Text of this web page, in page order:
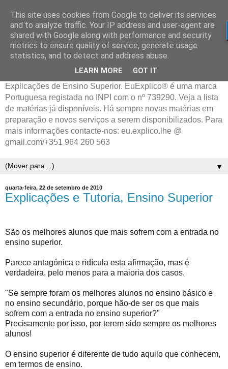
Explicações de Ensino Superior. EuExplico® é uma marca
Portuguesa registada no INPI com o nº 739290. Veja a lista
de matérias já disponíveis. Há sempre novas matérias em
preparação e novos serviços a serem disponibilizados. Para
mais informações contacte-nos: eu.explico.lhe @
gmail.com/+351 964 260 563
▼
quarta-feira, 22 de setembro de 2010
Explicações e Tutoria, Ensino Superior
São os melhores alunos que mais sofrem com a entrada no
ensino superior.
Parece antagónica e ridícula esta afirmação, mas é
verdadeira, pelo menos para a maioria dos casos.
"Se sempre foram os melhores alunos no ensino básico e
no ensino secundário, porque hão-de ser os que mais
sofrem com a entrada no ensino superior?"
Precisamente por isso, por terem sido sempre os melhores
alunos!
O ensino superior é diferente de tudo aquilo que conhecem,
em termos de ensino.
This site uses cookies from Google to deliver its services
and to analyze traffic. Your IP address and user-agent are
shared with Google along with performance and security
metrics to ensure quality of service, generate usage
statistics, and to detect and address abuse.
LEARN MORE GOT IT